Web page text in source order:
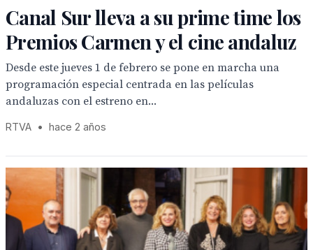
Canal Sur lleva a su prime time los
Premios Carmen y el cine andaluz
Desde este jueves 1 de febrero se pone en marcha una
programación especial centrada en las películas
andaluzas con el estreno en...
RTVA • hace 2 años